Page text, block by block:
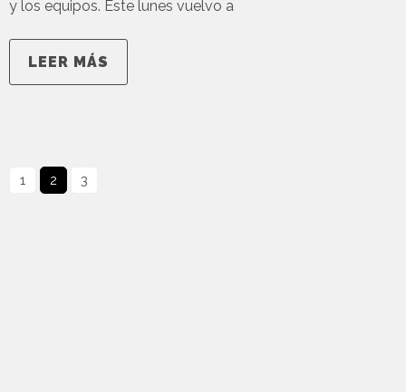
y los equipos. Este lunes vuelvo a
LEER MÁS
1 2 3